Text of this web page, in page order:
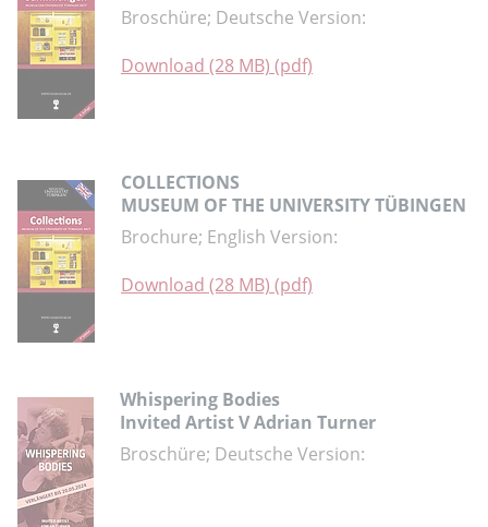
Broschüre; Deutsche Version:
Download (28 MB) (pdf)
COLLECTIONS
MUSEUM OF THE UNIVERSITY TÜBINGEN
Brochure; English Version:
Download (28 MB) (pdf)
Whispering Bodies
Invited Artist V Adrian Turner
Broschüre; Deutsche Version: